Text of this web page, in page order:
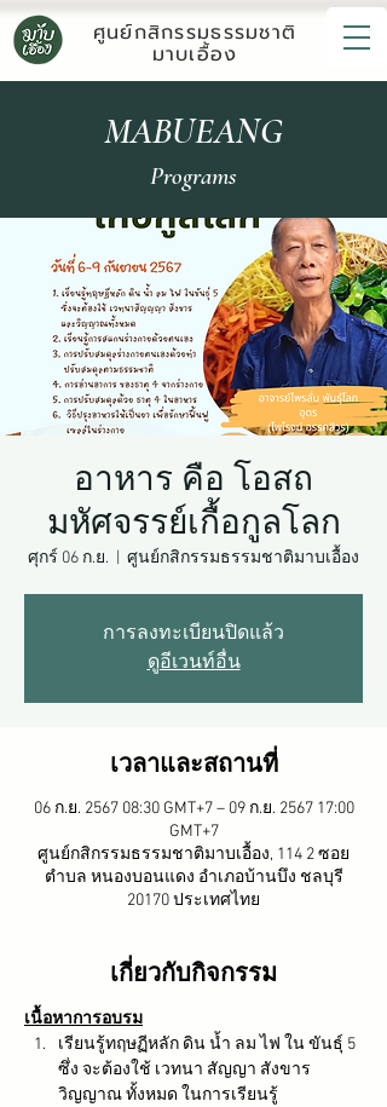
ศูนย์กสิกรรมธรรมชาติ
มาบเอื้อง
MABUEANG
Programs
อาหาร คือ โอสถ
มหัศจรรย์เกื้อกูลโลก
ศุกร์ 06 ก.ย. ศูนย์กสิกรรมธรรมชาติมาบเอื้อง
การลงทะเบียนปิดแล้ว
ดูอีเวนท์อื่น
เวลาและสถานที่
06 ก.ย. 2567 08:30 GMT+7 – 09 ก.ย. 2567 17:00
GMT+7
ศูนย์กสิกรรมธรรมชาติมาบเอื้อง, 114 2 ซอย
ตำบล หนองบอนแดง อำเภอบ้านบึง ชลบุรี
20170 ประเทศไทย
เกี่ยวกับกิจกรรม
เนื้อหาการอบรม
เรียนรู้ทฤษฏีหลัก ดิน น้ำ ลม ไฟ ใน ขันธุ์ 5
ซึ่ง จะต้องใช้ เวทนา สัญญา สังขาร
วิญญาณ ทั้งหมด ในการเรียนรู้